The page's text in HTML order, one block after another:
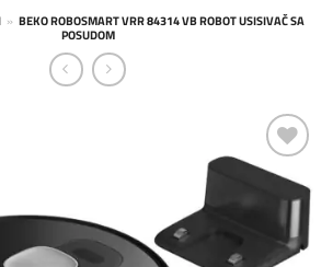
» BEKO ROBOSMART VRR 84314 VB ROBOT USISIVAČ SA
POSUDOM
Dodaj
na
listu
želja